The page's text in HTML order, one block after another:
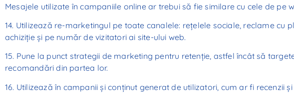
Mesajele utilizate în campaniile online ar trebui să fie similare cu cele de pe
14. Utilizează re-marketingul pe toate canalele: rețelele sociale, reclame cu
achiziție și pe număr de vizitatori ai site-ului web.
15. Pune la punct strategii de marketing pentru retenție, astfel încât să
recomandări din partea lor.
16. Utilizează în campanii și conținut generat de utilizatori, cum ar fi recenzii